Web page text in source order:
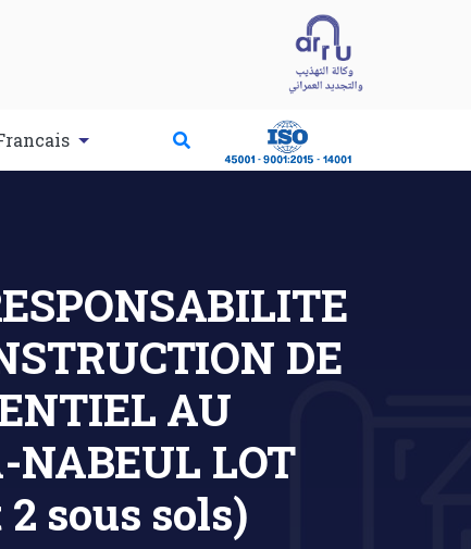
DE
AU
NABEUL LOT
2 sous sols)